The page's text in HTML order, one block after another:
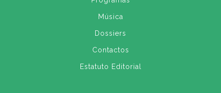
Música
Dossiers
Contactos
Estatuto Editorial